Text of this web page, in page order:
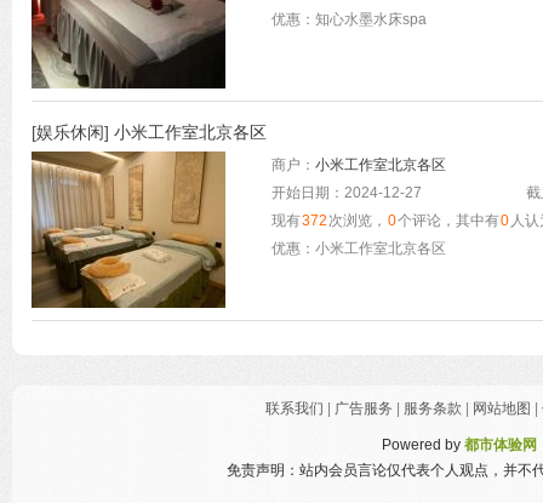
优惠：知心水墨水床spa
[娱乐休闲] 小米工作室北京各区
商户： 小米工作室北京各区
开始日期：2024-12-27
现有372 次浏览， 0个评论，其中有0 人
优惠：小米工作室北京各区
联系我们 广告服务 服务条款 网站地图
Powered by 都市体验网
免责声明：站内会员言论仅代表个人观点，并不